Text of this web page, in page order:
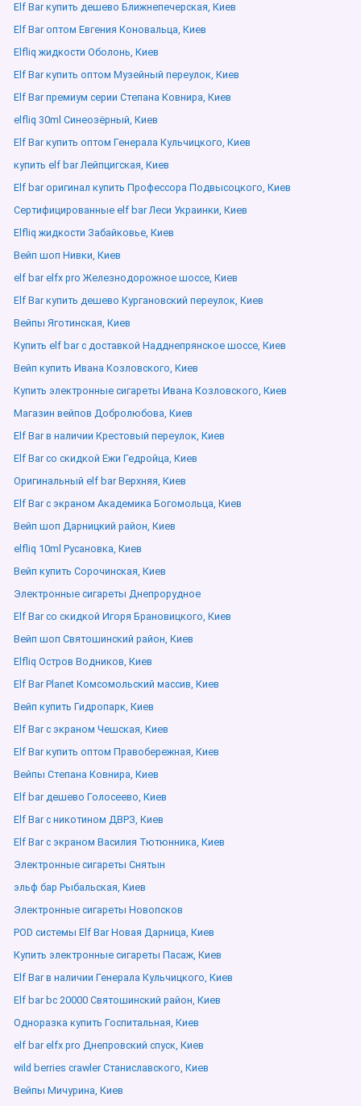
Elf Bar купить дешево Ближнепечерская, Киев
Elf Bar оптом Евгения Коновальца, Киев
Elfliq жидкости Оболонь, Киев
Elf Bar купить оптом Музейный переулок, Киев
Elf Bar премиум серии Степана Ковнира, Киев
elfliq 30ml Синеозёрный, Киев
Elf Bar купить оптом Генерала Кульчицкого, Киев
купить elf bar Лейпцигская, Киев
Elf bar оригинал купить Профессора Подвысоцкого, Киев
Сертифицированные elf bar Леси Украинки, Киев
Elfliq жидкости Забайковье, Киев
Вейп шоп Нивки, Киев
elf bar elfx pro Железнодорожное шоссе, Киев
Elf Bar купить дешево Кургановский переулок, Киев
Вейпы Яготинская, Киев
Купить elf bar с доставкой Надднепрянское шоссе, Киев
Вейп купить Ивана Козловского, Киев
Купить электронные сигареты Ивана Козловского, Киев
Магазин вейпов Добролюбова, Киев
Elf Bar в наличии Крестовый переулок, Киев
Elf Bar со скидкой Ежи Гедройца, Киев
Оригинальный elf bar Верхняя, Киев
Elf Bar с экраном Академика Богомольца, Киев
Вейп шоп Дарницкий район, Киев
elfliq 10ml Русановка, Киев
Вейп купить Сорочинская, Киев
Электронные сигареты Днепрорудное
Elf Bar со скидкой Игоря Брановицкого, Киев
Вейп шоп Святошинский район, Киев
Elfliq Остров Водников, Киев
Elf Bar Planet Комсомольский массив, Киев
Вейп купить Гидропарк, Киев
Elf Bar с экраном Чешская, Киев
Elf Bar купить оптом Правобережная, Киев
Вейпы Степана Ковнира, Киев
Elf bar дешево Голосеево, Киев
Elf Bar с никотином ДВРЗ, Киев
Elf Bar с экраном Василия Тютюнника, Киев
Электронные сигареты Снятын
эльф бар Рыбальская, Киев
Электронные сигареты Новопсков
POD системы Elf Bar Новая Дарница, Киев
Купить электронные сигареты Пасаж, Киев
Elf Bar в наличии Генерала Кульчицкого, Киев
Elf bar bc 20000 Святошинский район, Киев
Одноразка купить Госпитальная, Киев
elf bar elfx pro Днепровский спуск, Киев
wild berries crawler Станиславского, Киев
Вейпы Мичурина, Киев